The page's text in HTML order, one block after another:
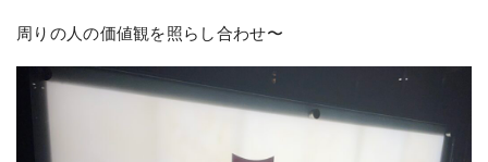
周りの人の価値観を照らし合わせ〜